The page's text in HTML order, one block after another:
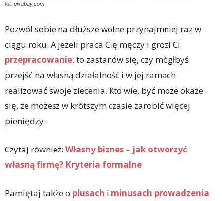
fot. pixabay.com
Pozwól sobie na dłuższe wolne przynajmniej raz w
ciągu roku. A jeżeli praca Cię męczy i grozi Ci
przepracowanie, to zastanów się, czy mógłbyś
przejść na własną działalność i w jej ramach
realizować swoje zlecenia. Kto wie, być może okaże
się, że możesz w krótszym czasie zarobić więcej
pieniędzy.
Czytaj również: Własny biznes – jak otworzyć
własną firmę? Kryteria formalne
Pamiętaj także o plusach i minusach prowadzenia